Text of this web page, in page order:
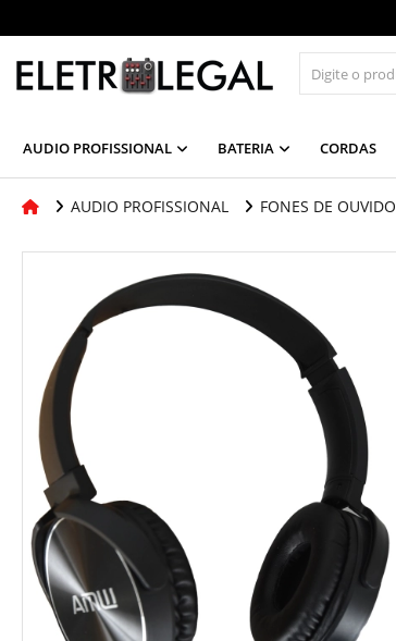
AUDIO PROFISSIONAL BATERIA CORDAS
AUDIO PROFISSIONAL FONES DE OUVIDO